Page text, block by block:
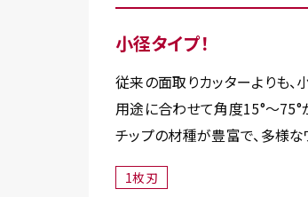
小径タイプ！
従来の面取りカッターよりも、
用途に合わせて角度15°～75°が
チップの材種が豊富で、多様
1枚刃